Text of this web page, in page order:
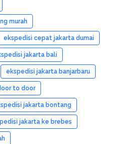
murah
ekspedisi cepat jakarta dumai
jakarta bali
ekspedisi jakarta banjarbaru
to door
jakarta bontang
jakarta ke brebes